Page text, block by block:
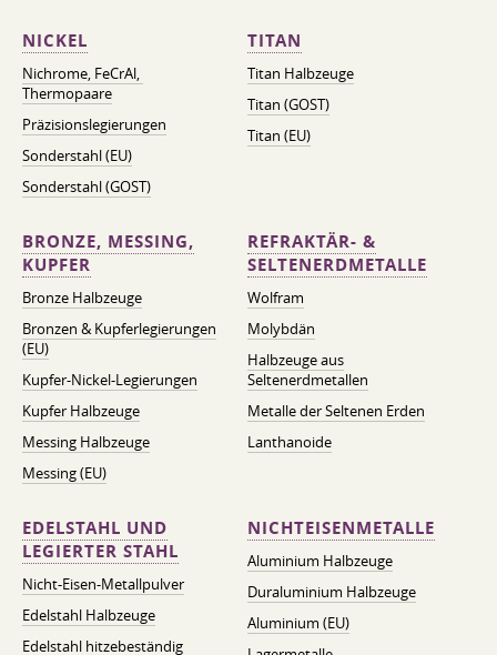
NICKEL
Nichrome, FeСrAl, ​​
Thermopaare
Präzisionslegierungen
Sonderstahl (EU)
Sonderstahl (GOST)
TITAN
Titan Halbzeuge
Titan (GOST)
Titan (EU)
BRONZE, MESSING,
KUPFER
Bronze Halbzeuge
Bronzen & Kupferlegierungen
(EU)
Kupfer-Nickel-Legierungen
Kupfer Halbzeuge
Messing Halbzeuge
Messing (EU)
REFRAKTÄR- &
SELTENERDMETALLE
Wolfram
Molybdän
Halbzeuge aus
Seltenerdmetallen
Metalle der Seltenen Erden
Lanthanoide
EDELSTAHL UND
LEGIERTER STAHL
Nicht-Eisen-Metallpulver
Edelstahl Halbzeuge
Edelstahl hitzebeständig
NICHTEISENMETALLE
Aluminium Halbzeuge
Duraluminium Halbzeuge
Aluminium (EU)